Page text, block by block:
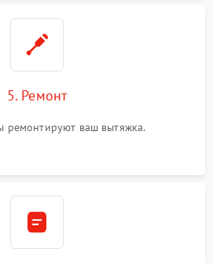
5. Ремонт
ремонтируют ваш вытяжка.